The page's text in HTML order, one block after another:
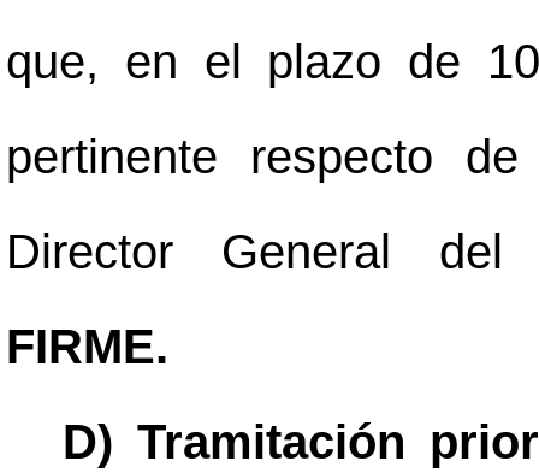
que, en el plazo de
pertinente respecto
Director General
FIRME.
D) Tramitación